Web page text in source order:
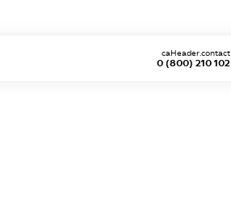
0 (800) 210 102
caHeader.contact